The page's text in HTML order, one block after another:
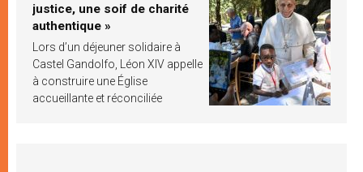
justice, une soif de charité
authentique »
Lors d’un déjeuner solidaire à
Castel Gandolfo, Léon XIV appelle
à construire une Église
accueillante et réconciliée